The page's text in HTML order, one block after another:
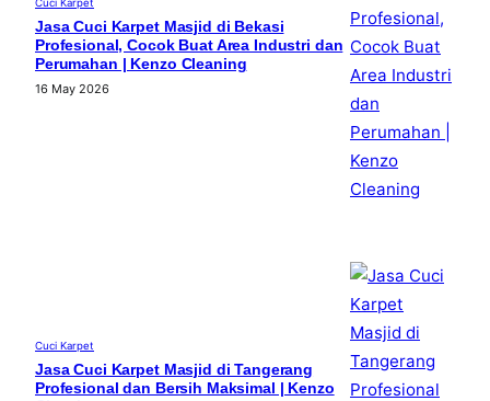
Cuci Karpet
Jasa Cuci Karpet Masjid di Bekasi
Profesional, Cocok Buat Area Industri dan
Perumahan | Kenzo Cleaning
16 May 2026
Cuci Karpet
Jasa Cuci Karpet Masjid di Tangerang
Profesional dan Bersih Maksimal | Kenzo